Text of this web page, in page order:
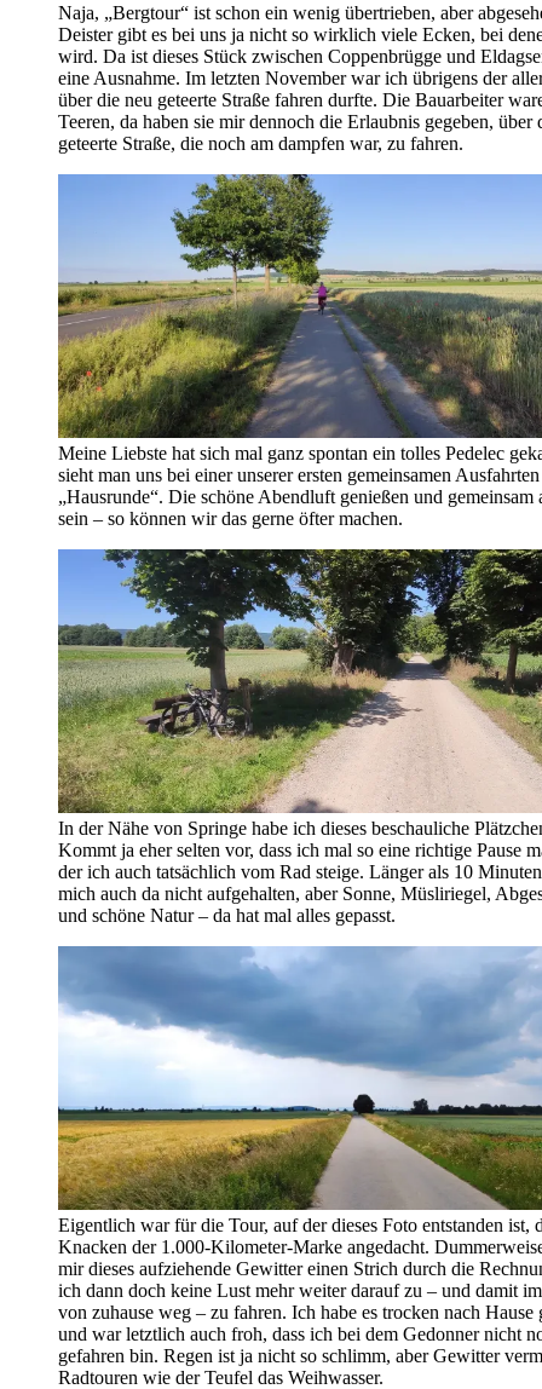
Naja, „Bergtour“ ist schon ein wenig übertrieben, aber
Deister gibt es bei uns ja nicht so wirklich viele Ecken, bei
wird. Da ist dieses Stück zwischen Coppenbrügge und
eine Ausnahme. Im letzten November war ich übrigens der
über die neu geteerte Straße fahren durfte. Die Bauarbeiter
Teeren, da haben sie mir dennoch die Erlaubnis gegeben, über
geteerte Straße, die noch am dampfen war, zu fahren.
Meine Liebste hat sich mal ganz spontan ein tolles Pedelec
sieht man uns bei einer unserer ersten gemeinsamen
„Hausrunde“. Die schöne Abendluft genießen und gemeinsam
sein – so können wir das gerne öfter machen.
In der Nähe von Springe habe ich dieses beschauliche
Kommt ja eher selten vor, dass ich mal so eine richtige Pause
der ich auch tatsächlich vom Rad steige. Länger als 10
mich auch da nicht aufgehalten, aber Sonne, Müsliriegel,
und schöne Natur – da hat mal alles gepasst.
Eigentlich war für die Tour, auf der dieses Foto entstanden ist,
Knacken der 1.000-Kilometer-Marke angedacht.
mir dieses aufziehende Gewitter einen Strich durch die
ich dann doch keine Lust mehr weiter darauf zu – und damit
von zuhause weg – zu fahren. Ich habe es trocken nach Hause
und war letztlich auch froh, dass ich bei dem Gedonner nicht
gefahren bin. Regen ist ja nicht so schlimm, aber Gewitter
Radtouren wie der Teufel das Weihwasser.